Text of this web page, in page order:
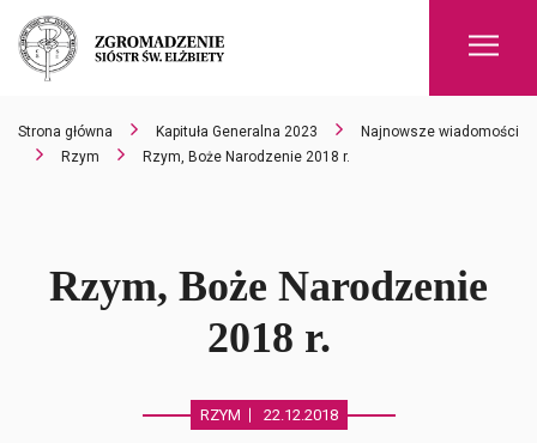
Strona główna Kapituła Generalna 2023
Najnowsze wiadomości
Rzym
Rzym, Boże Narodzenie 2018 r.
Rzym, Boże Narodzenie
2018 r.
RZYM 22.12.2018